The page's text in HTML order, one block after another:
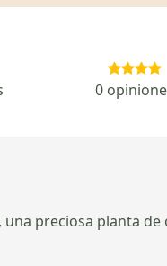
0
preciosa planta de